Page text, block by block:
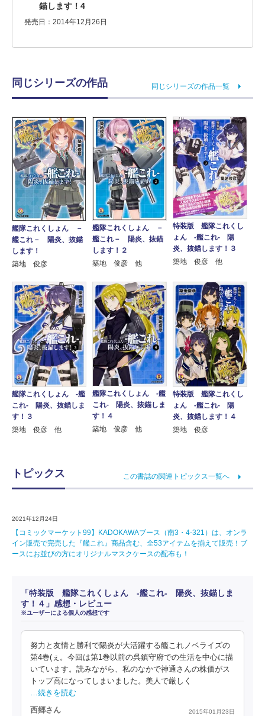
錨します！4
発売日：2014年12月26日
同じシリーズの作品 同じシリーズの作品一覧
艦隊これくしょん －
艦これ－ 陽炎、抜錨
します！
築地 俊彦
艦隊これくしょん －
艦これ－ 陽炎、抜錨
します！２
築地 俊彦 他
特装版 艦隊これくし
ょん ‐艦これ‐ 陽
炎、抜錨します！３
築地 俊彦 他
艦隊これくしょん ‐艦
これ‐ 陽炎、抜錨しま
す！３
築地 俊彦 他
艦隊これくしょん ‐艦
これ‐ 陽炎、抜錨しま
す！４
築地 俊彦 他
特装版 艦隊これくし
ょん ‐艦これ‐ 陽
炎、抜錨します！４
築地 俊彦
トピックス この書誌の関連トピックス一覧へ
2021年12月24日
【コミックマーケット99】KADOKAWAブース（南3・4-321）は、オンラ
イン販売で完売した『艦これ』商品含む、全53アイテムを揃えて販売！ブ
ースにお並びの方にオリジナルマスクケースの配布も！
「特装版 艦隊これくしょん ‐艦これ‐ 陽炎、抜錨しま
す！４」感想・レビュー
※ユーザーによる個人の感想です
努力と友情と勝利で陽炎が大活躍する艦これノベライズの
第4巻(ぇ。今回は第1巻以前の呉鎮守府での生活を中心に描
いています。読みながら、私のなかで神通さんの株価がス
トップ高になってしまいました。美人で厳しく
…続きを読む
西郷さん 2015年01月23日